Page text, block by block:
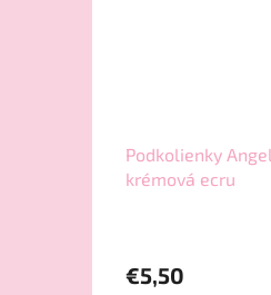
Podkolienky
krémová ecru
€5,50